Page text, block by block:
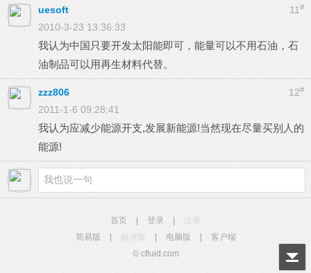
11 #
uesoft
2010-3-23 13:36:33
我认为中国只要开发太阳能即可，能量可以不用石油，石
油制品可以用再生材料代替。
12#
zzz806
2011-1-6 09:28:41
我认为应减少能源开支,发展新能源!当然现在尽量买别人的
能源!
首页 登录
注册
简易版
触屏版 电脑版
客户端
© cfluid.com